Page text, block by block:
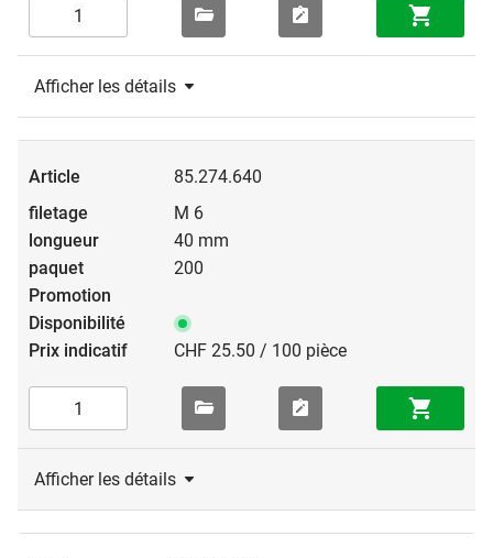
Afficher les détails
85.274.640
M 6
40 mm
200
CHF 25.50 / 100 pièce
Afficher les détails